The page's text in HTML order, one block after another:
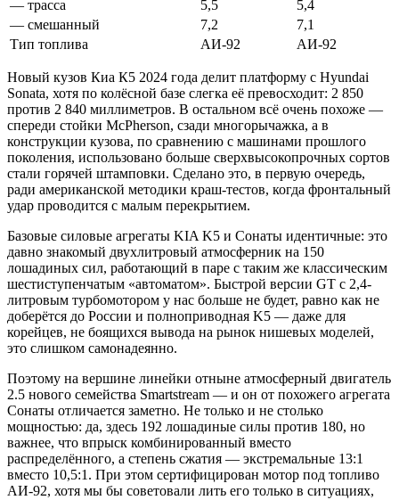
— трасса
5,5
5,4
— смешанный
7,2
7,1
Тип топлива
АИ-92 АИ-92
Новый кузов Киа К5 2024 года делит платформу с Hyundai
Sonata, хотя по колёсной базе слегка её превосходит: 2 850
против 2 840 миллиметров. В остальном всё очень похоже —
спереди стойки McPherson, сзади многорычажка, а в
конструкции кузова, по сравнению с машинами прошлого
поколения, использовано больше сверхвысокопрочных сортов
стали горячей штамповки. Сделано это, в первую очередь,
ради американской методики краш-тестов, когда фронтальный
удар проводится с малым перекрытием.
Базовые силовые агрегаты KIA K5 и Сонаты идентичные: это
давно знакомый двухлитровый атмосферник на 150
лошадиных сил, работающий в паре с таким же классическим
шестиступенчатым «автоматом». Быстрой версии GT с 2,4-
литровым турбомотором у нас больше не будет, равно как не
доберётся до России и полноприводная K5 — даже для
корейцев, не боящихся вывода на рынок нишевых моделей,
это слишком самонадеянно.
Поэтому на вершине линейки отныне атмосферный двигатель
2.5 нового семейства Smartstream — и он от похожего агрегата
Сонаты отличается заметно. Не только и не столько
мощностью: да, здесь 192 лошадиные силы против 180, но
важнее, что впрыск комбинированный вместо
распределённого, а степень сжатия — экстремальные 13:1
вместо 10,5:1. При этом сертифицирован мотор под топливо
АИ-92, хотя мы бы советовали лить его только в ситуациях,